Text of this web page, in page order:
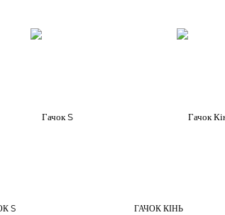
S ГАЧОК КІНЬ